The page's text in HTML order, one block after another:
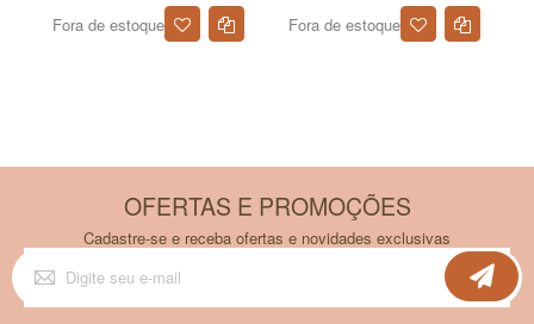
Fora de estoque Fora de estoque
OFERTAS E PROMOÇÕES
Cadastre-se e receba ofertas e novidades exclusivas
Inscreva-
se
na